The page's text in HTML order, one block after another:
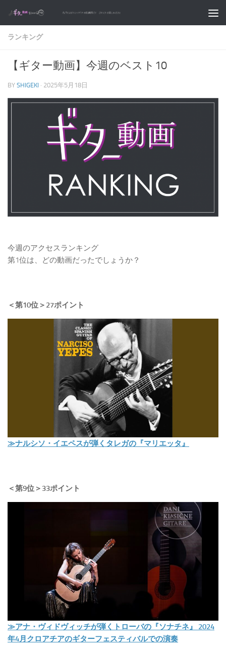
コンテンツへスキップ
ランキング
【ギター動画】今週のベスト10
BY SHIGEKI · 2025年5月18日
今週のアクセスランキング
第1位は、どの動画だったでしょうか？
＜第10位＞27ポイント
≫ナルシソ・イエペスが弾くタレガの『マリエッタ』
＜第9位＞33ポイント
≫アナ・ヴィドヴィッチが弾くトローバの『ソナチネ』 2024
年4月クロアチアのギターフェスティバルでの演奏